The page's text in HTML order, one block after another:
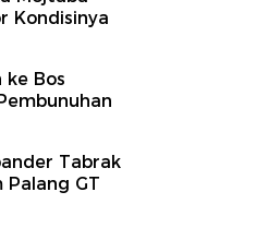
Kondisinya
ke Bos
Tabrak
Palang GT